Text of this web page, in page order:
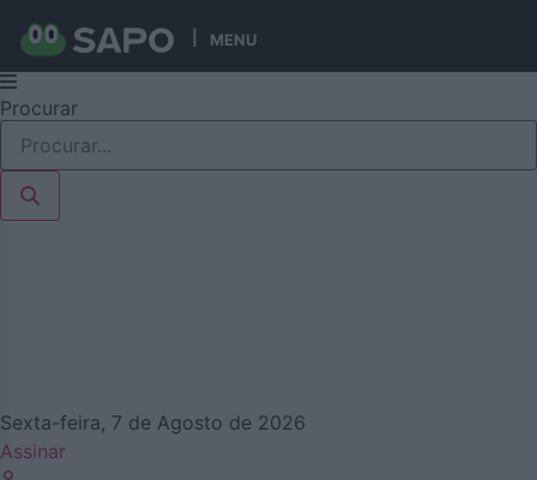
MENU
Pular
para
conteúdo
Procurar
Sexta-feira, 7 de Agosto de 2026
Assinar